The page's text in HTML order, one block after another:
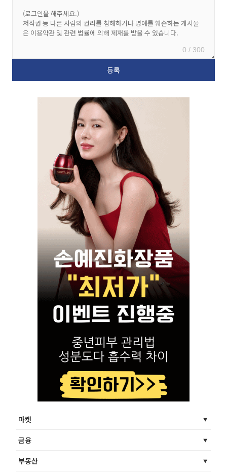
0 / 300
마켓
금융
부동산